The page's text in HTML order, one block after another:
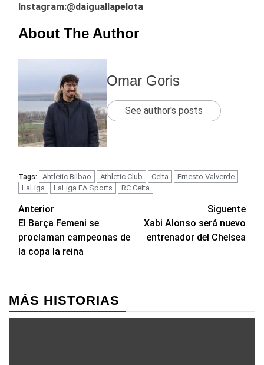
Instagram:@daiguallapelota
About The Author
Omar Goris
See author's posts
Tags: Ahtletic Bilbao Athletic Club Celta
Ernesto Valverde
LaLiga
LaLiga EA Sports RC Celta
Navegación
de
entradas
Anterior
El Barça Femeni se
proclaman campeonas de
la copa la reina
Siguente
Xabi Alonso será nuevo
entrenador del Chelsea
MÁS HISTORIAS